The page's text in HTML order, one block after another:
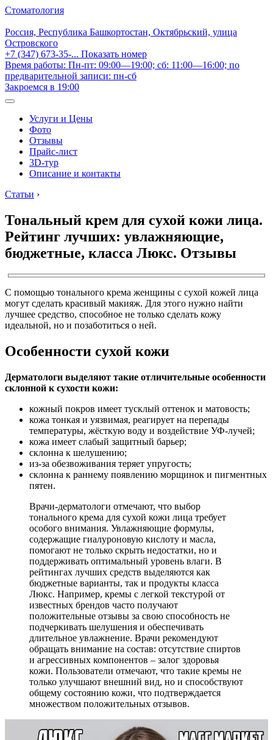
Стоматология
Россия, Республика Башкортостан, Октябрьский, улица
Островского
+7 (347) 673-35-... Показать номер
Время работы: Пн-пт: 09:00—19:00; сб: 11:00—16:00; по
предварительной записи: пн-сб
Закроемся в 19:00
Услуги и Цены
Фото
Отзывы
Прайс-лист
3D-тур
Описание и контакты
Статьи ›
Тональный крем для сухой кожи лица.
Рейтинг лучших: увлажняющие,
бюджетные, класса Люкс. Отзывы
С помощью тонального крема женщины с сухой кожей лица
могут сделать красивый макияж. Для этого нужно найти
лучшее средство, способное не только сделать кожу
идеальной, но и позаботиться о ней.
Особенности сухой кожи
Дерматологи выделяют такие отличительные особенности
склонной к сухости кожи:
кожный покров имеет тусклый оттенок и матовость;
кожа тонкая и уязвимая, реагирует на перепады
температуры, жёсткую воду и воздействие УФ-лучей;
кожа имеет слабый защитный барьер;
склонна к шелушению;
из-за обезвоживания теряет упругость;
склонна к раннему появлению морщинок и пигментных
пятен.
Врачи-дерматологи отмечают, что выбор
тонального крема для сухой кожи лица требует
особого внимания. Увлажняющие формулы,
содержащие гиалуроновую кислоту и масла,
помогают не только скрыть недостатки, но и
поддерживать оптимальный уровень влаги. В
рейтингах лучших средств выделяются как
бюджетные варианты, так и продукты класса
Люкс. Например, кремы с легкой текстурой от
известных брендов часто получают
положительные отзывы за свою способность не
подчеркивать шелушения и обеспечивать
длительное увлажнение. Врачи рекомендуют
обращать внимание на состав: отсутствие спиртов
и агрессивных компонентов – залог здоровья
кожи. Пользователи отмечают, что такие кремы не
только улучшают внешний вид, но и способствуют
общему состоянию кожи, что подтверждается
множеством положительных отзывов.